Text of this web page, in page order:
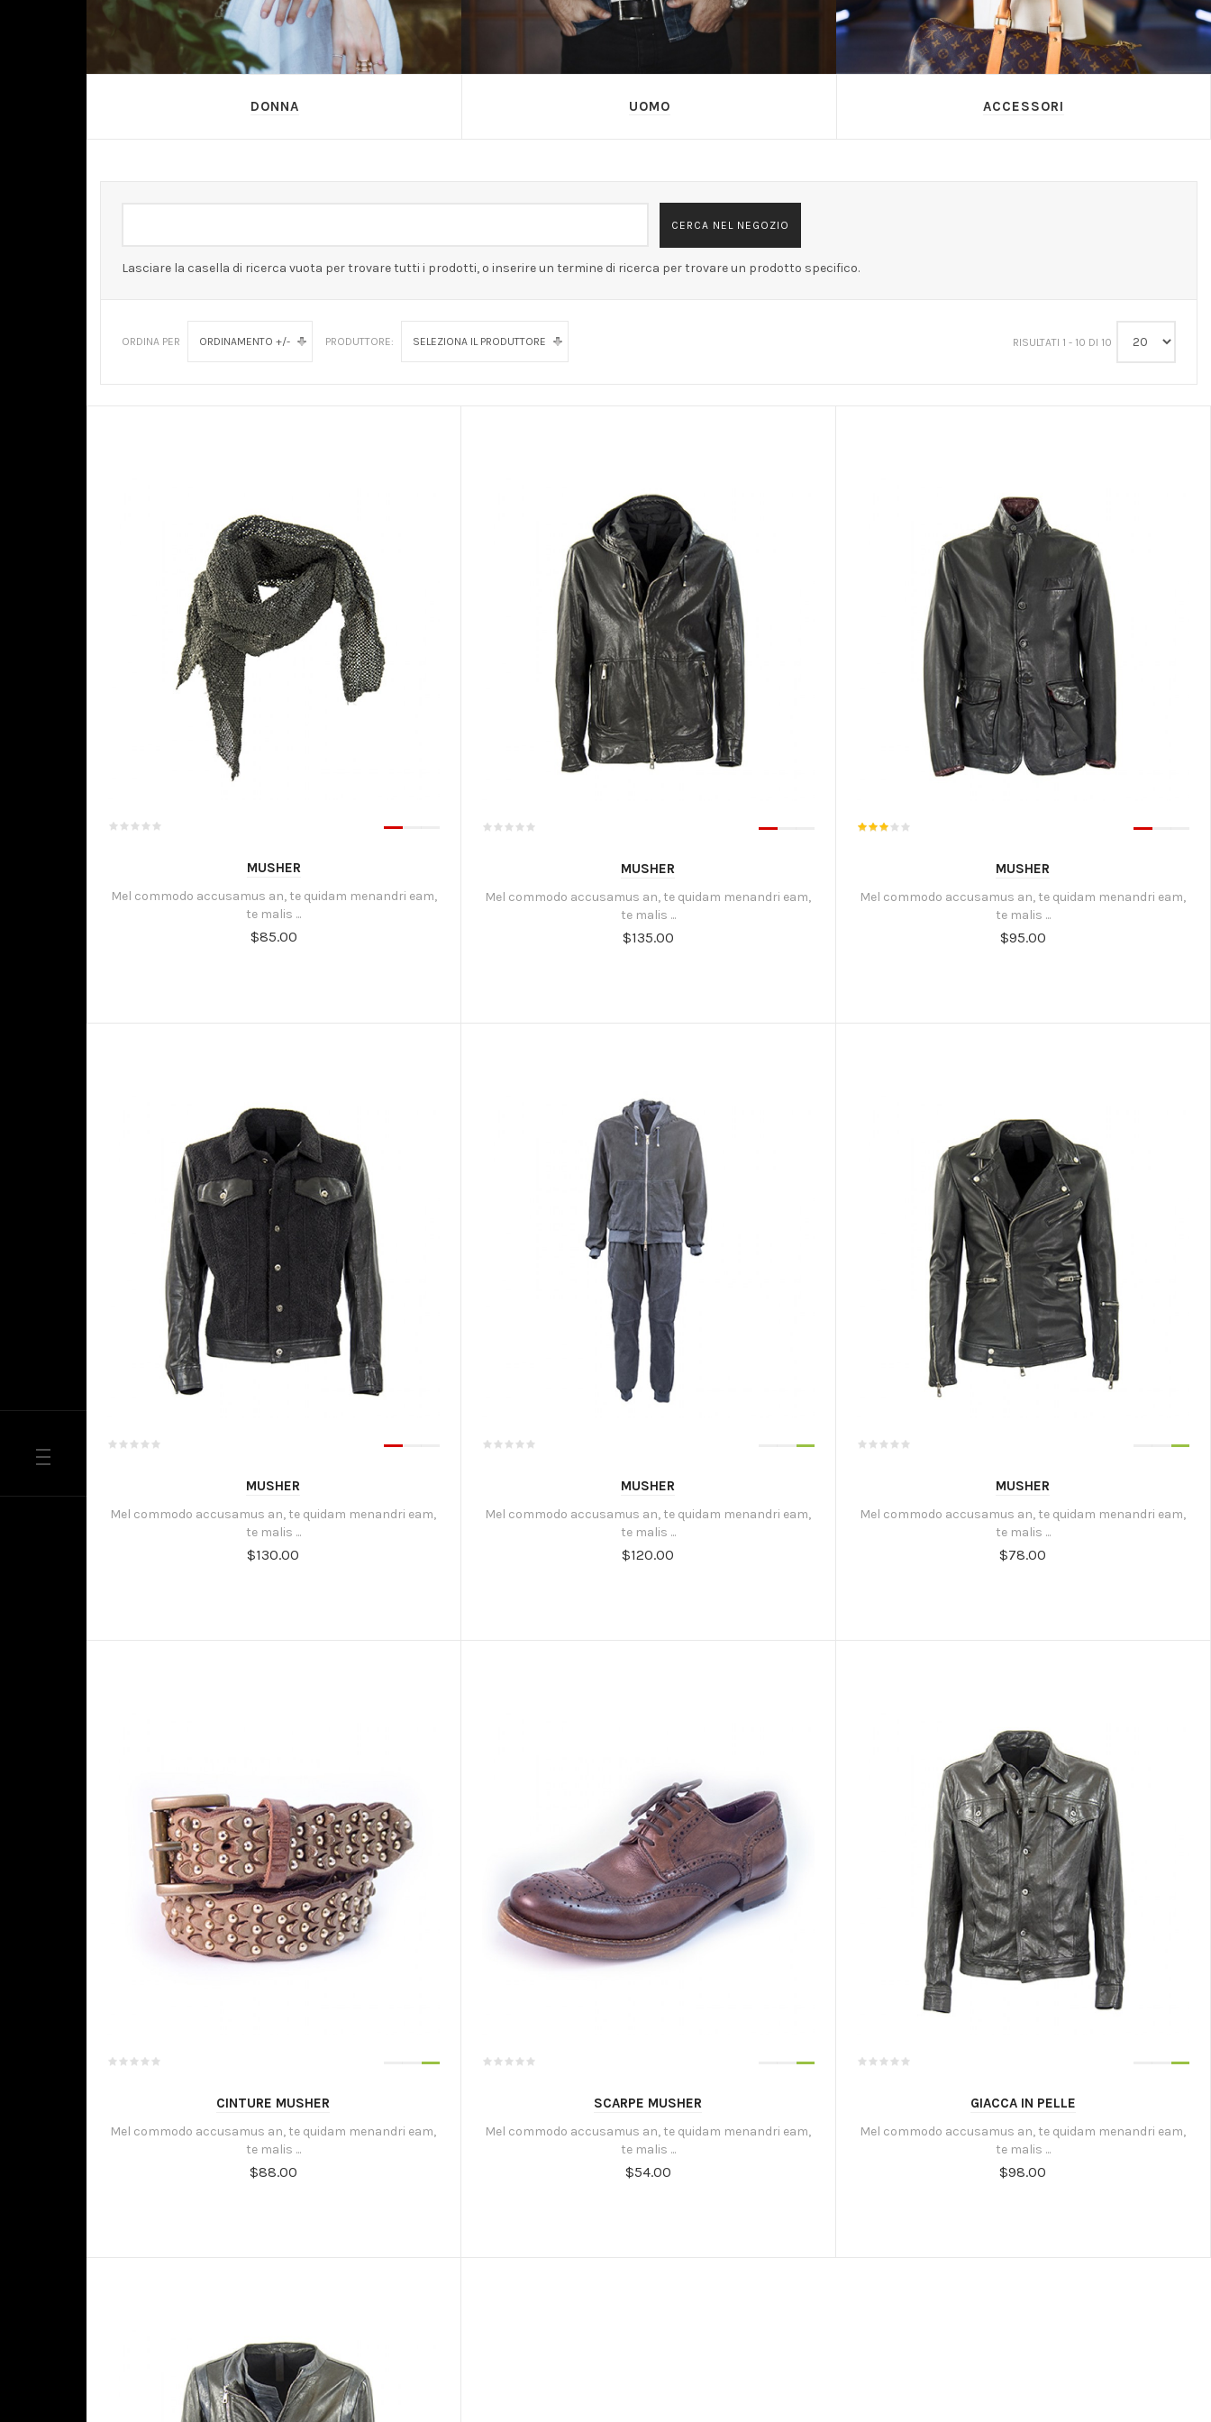
DONNA UOMO ACCESSORI
Lasciare la casella di ricerca vuota per trovare tutti i prodotti, o inserire un termine di ricerca per trovare un prodotto specifico.
ORDINA PER ORDINAMENTO +/- PRODUTTORE: SELEZIONA IL PRODUTTORE RISULTATI 1 - 10 DI 10
MUSHER
Mel commodo accusamus an, te quidam menandri eam,
te malis ...
$85.00
MUSHER
Mel commodo accusamus an, te quidam menandri eam,
te malis ...
$135.00
MUSHER
Mel commodo accusamus an, te quidam menandri eam,
te malis ...
$95.00
MUSHER
Mel commodo accusamus an, te quidam menandri eam,
te malis ...
$130.00
MUSHER
Mel commodo accusamus an, te quidam menandri eam,
te malis ...
$120.00
MUSHER
Mel commodo accusamus an, te quidam menandri eam,
te malis ...
$78.00
CINTURE MUSHER
Mel commodo accusamus an, te quidam menandri eam,
te malis ...
$88.00
SCARPE MUSHER
Mel commodo accusamus an, te quidam menandri eam,
te malis ...
$54.00
GIACCA IN PELLE
Mel commodo accusamus an, te quidam menandri eam,
te malis ...
$98.00